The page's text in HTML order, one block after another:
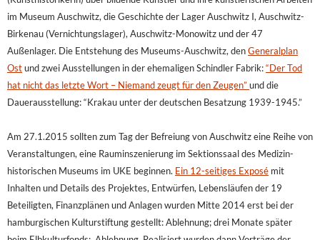
im Museum Auschwitz, die Geschichte der Lager Auschwitz I, Auschwitz-
Birkenau (Vernichtungslager), Auschwitz-Monowitz und der 47
Außenlager. Die Entstehung des Museums-Auschwitz, denGeneralplan
Ostund zwei Ausstellungen in der ehemaligen Schindler Fabrik:“Der Tod
hat nicht das letzte Wort – Niemand zeugt für den Zeugen” und die
Dauerausstellung: “Krakau unter der deutschen Besatzung 1939-1945.”
Am 27.1.2015 sollten zum Tag der Befreiung von Auschwitz eine Reihe von
Veranstaltungen, eine Rauminszenierung im Sektionssaal des Medizin-
historischen Museums im UKE beginnen. Ein 12-seitiges Exposé mit
Inhalten und Details des Projektes, Entwürfen, Lebensläufen der 19
Beteiligten, Finanzplänen und Anlagen wurden Mitte 2014 erst bei der
hamburgischen Kulturstiftung gestellt: Ablehnung; drei Monate später